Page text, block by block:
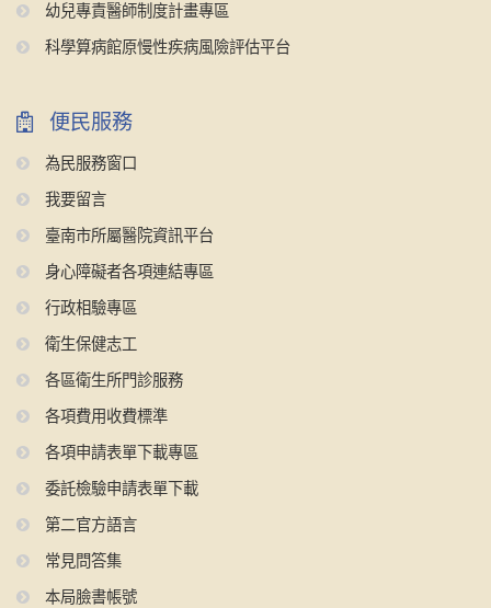
幼兒專責醫師制度計畫專區
科學算病館原慢性疾病風險評估平台
便民服務
為民服務窗口
我要留言
臺南市所屬醫院資訊平台
身心障礙者各項連結專區
行政相驗專區
衛生保健志工
各區衛生所門診服務
各項費用收費標準
各項申請表單下載專區
委託檢驗申請表單下載
第二官方語言
常見問答集
本局臉書帳號